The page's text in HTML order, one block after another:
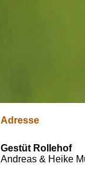
Adresse
Gestüt Rollehof
Andreas & Heike